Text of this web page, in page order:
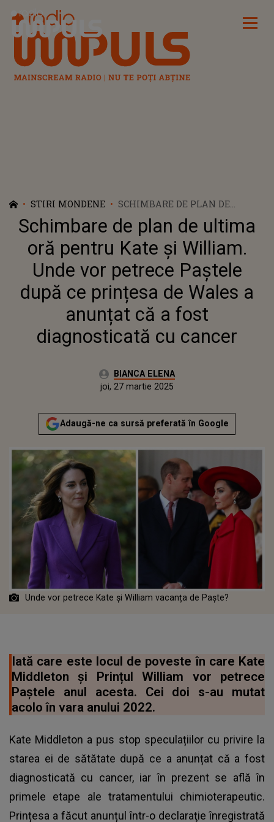
Radio Impuls
STIRI MONDENE
SCHIMBARE DE PLAN DE
ULTIMA ORĂ PENTRU KATE ȘI
WILLIAM. UNDE VOR PETRECE
PAȘTELE DUPĂ CE PRINȚESA DE
WALES A ANUNȚAT CĂ A FOST
DIAGNOSTICATĂ CU CANCER
Schimbare de plan de ultima
oră pentru Kate și William.
Unde vor petrece Paștele
după ce prințesa de Wales a
anunțat că a fost
diagnosticată cu cancer
Autor:BIANCA ELENA
miercuri, 27 martie 2024Actualizat:
joi, 27 martie 2025
Adaugă-ne ca sursă preferată în Google
Unde vor petrece Kate și William vacanța de Paște?
Iată care este locul de poveste în care Kate
Middleton și Prințul William vor petrece
Paștele anul acesta. Cei doi s-au mutat
acolo în vara anului 2022.
Kate Middleton a pus stop speculațiilor cu privire la
starea ei de sătătate după ce a anunțat că a fost
diagnosticată cu cancer, iar în prezent se află în
primele etape ale tratamentului chimioterapeutic.
Prințesa a făcut anunțul într-o declaraţie înregistrată